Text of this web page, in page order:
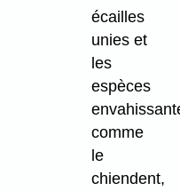
écailles
unies et
les
espèces
comme
le
chiendent,